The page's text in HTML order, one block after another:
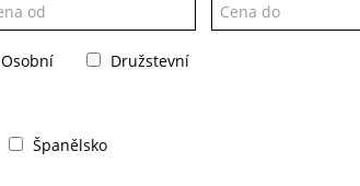
Osobní Družstevní
Španělsko